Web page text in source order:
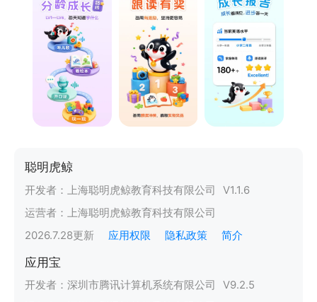
聪明虎鲸
开发者： 上海聪明虎鲸教育科技有限公司 V1.1.6
运营者： 上海聪明虎鲸教育科技有限公司
2026.7.28更新 应用权限 隐私政策 简介
应用宝
开发者： 深圳市腾讯计算机系统有限公司 V9.2.5